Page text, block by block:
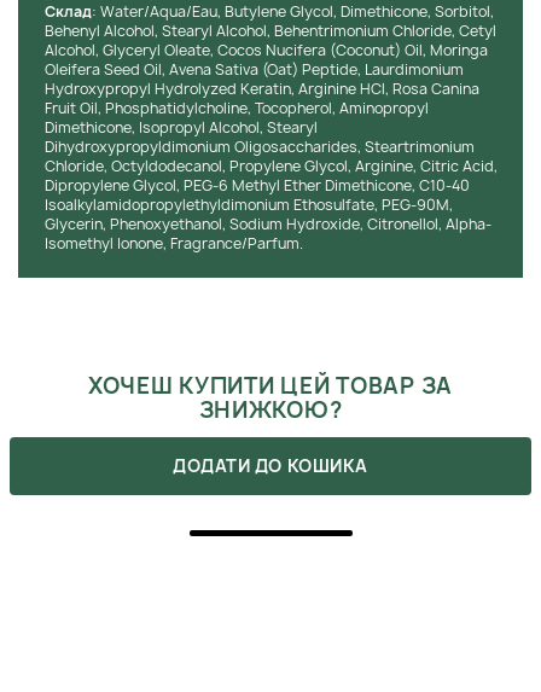
Cклад: Water/Aqua/Eau, Butylene Glycol, Dimethicone, Sorbitol,
Behenyl Alcohol, Stearyl Alcohol, Behentrimonium Chloride, Cetyl
Alcohol, Glyceryl Oleate, Cocos Nucifera (Coconut) Oil, Moringa
Oleifera Seed Oil, Avena Sativa (Oat) Peptide, Laurdimonium
Hydroxypropyl Hydrolyzed Keratin, Arginine HCl, Rosa Canina
Fruit Oil, Phosphatidylcholine, Tocopherol, Aminopropyl
Dimethicone, Isopropyl Alcohol, Stearyl
Dihydroxypropyldimonium Oligosaccharides, Steartrimonium
Chloride, Octyldodecanol, Propylene Glycol, Arginine, Citric Acid,
Dipropylene Glycol, PEG-6 Methyl Ether Dimethicone, C10-40
Isoalkylamidopropylethyldimonium Ethosulfate, PEG-90M,
Glycerin, Phenoxyethanol, Sodium Hydroxide, Citronellol, Alpha-
Isomethyl Ionone, Fragrance/Parfum.
ХОЧЕШ КУПИТИ ЦЕЙ ТОВАР ЗА
ЗНИЖКОЮ?
указываем все актуальные акции. Также, не забывай, что
ты можешь получить промокоды после сделанных покупок.
ДОДАТИ ДО КОШИКА